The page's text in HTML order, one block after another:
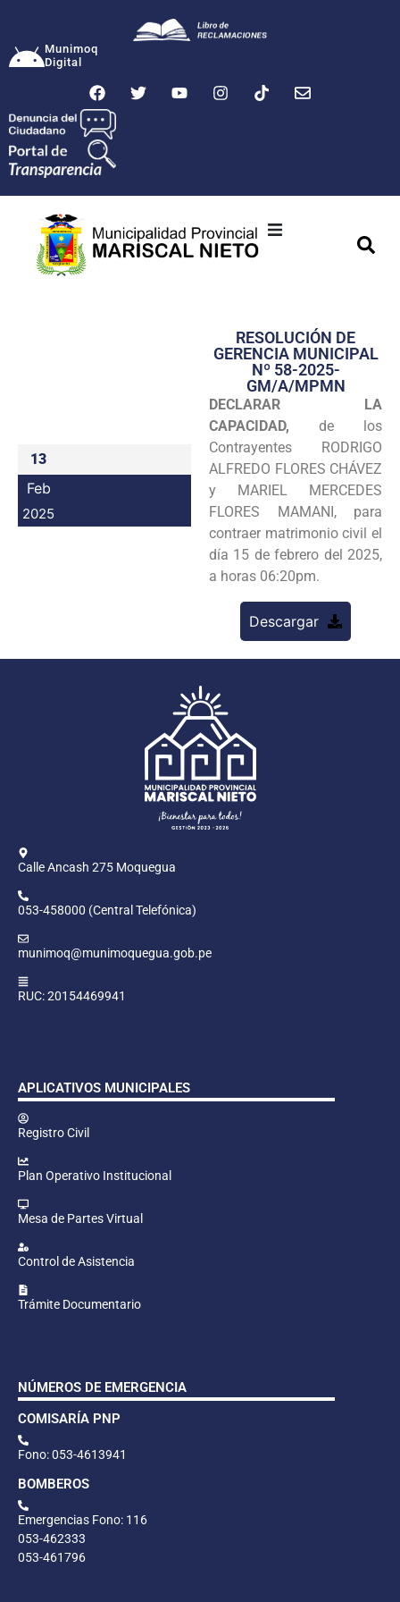
Munimoq
Digital
Transparencia
Seguridad
Programas
Intranet
13
Feb
2025
RESOLUCIÓN DE
GERENCIA MUNICIPAL
Nº 58-2025-
GM/A/MPMN
DECLARAR LA
CAPACIDAD, de los
Contrayentes RODRIGO
ALFREDO FLORES CHÁVEZ
y MARIEL MERCEDES
FLORES MAMANI, para
contraer matrimonio civil el
día 15 de febrero del 2025,
a horas 06:20pm.
Descargar
Calle Ancash 275 Moquegua
053-458000 (Central Telefónica)
munimoq@munimoquegua.gob.pe
RUC: 20154469941
APLICATIVOS MUNICIPALES
Registro Civil
Plan Operativo Institucional
Mesa de Partes Virtual
Control de Asistencia
Trámite Documentario
NÚMEROS DE EMERGENCIA
COMISARÍA PNP
Fono: 053-4613941
BOMBEROS
Emergencias Fono: 116
053-462333
053-461796